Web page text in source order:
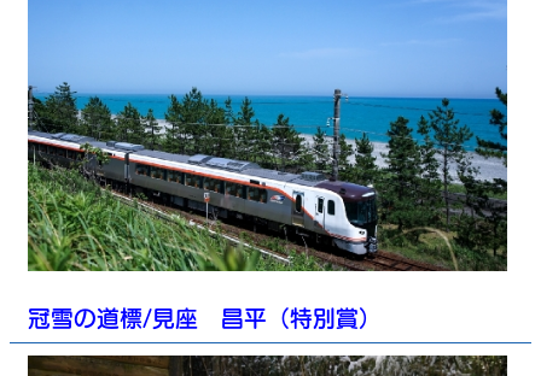
冠雪の道標/見座 昌平（特別賞）